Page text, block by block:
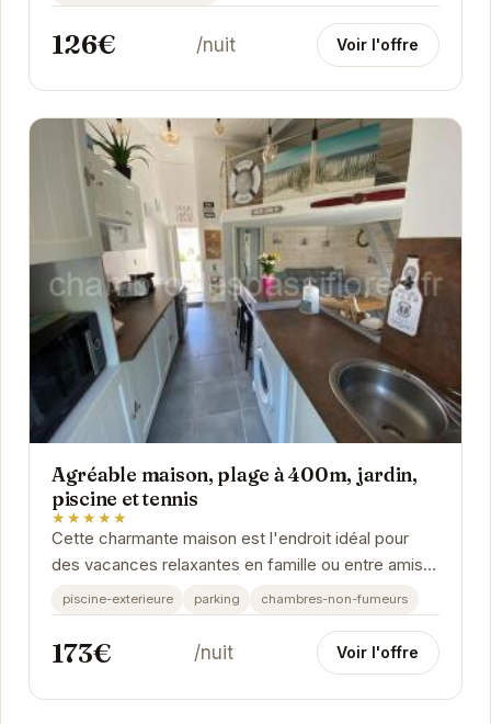
126€ /nuit Voir l'offre
Agréable maison, plage à 400m, jardin,
piscine et tennis
★★★★★
Cette charmante maison est l'endroit idéal pour
des vacances relaxantes en famille ou entre amis.
Sa proximité avec la plage, sa piscine privée,...
piscine-exterieure parking chambres-non-fumeurs
173€ /nuit Voir l'offre